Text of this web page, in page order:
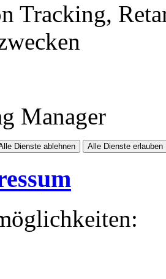
Tracking,
Manager
Dienste ablehnen Alle Dienste erlauben